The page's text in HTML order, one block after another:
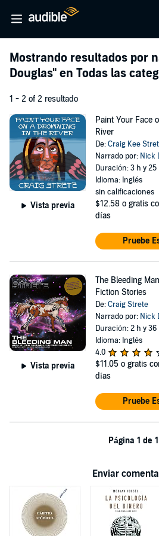
Mostrando resultados por
Douglas" en Todas las
1 - 2 of 2 resultado
Vista previa
Paint Your Face
River
De:Craig Kee
Narrado por: Nick
Duración: 3 h y 25
Idioma: Inglés
sin calificaciones
$12.58 o gratis
días
Pruebe
Vista previa
The Bleeding
Fiction Stories
De:Craig Strete
Narrado por: Nick
Duración: 2 h y 36
Idioma: Inglés
4.0
$11.05 o gratis
días
Pruebe
Página 1 de 1
Enviar